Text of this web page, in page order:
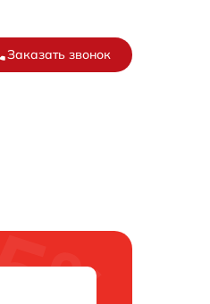
Заказать звонок